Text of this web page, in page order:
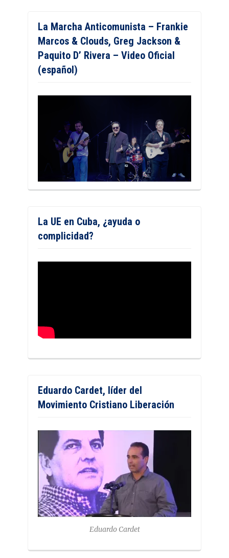
La Marcha Anticomunista – Frankie
Marcos & Clouds, Greg Jackson &
Paquito D’ Rivera – Video Oficial
(español)
La UE en Cuba, ¿ayuda o
complicidad?
Eduardo Cardet, líder del
Movimiento Cristiano Liberación
Eduardo Cardet